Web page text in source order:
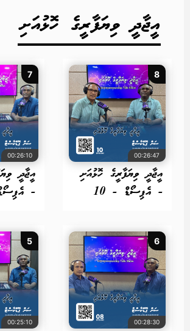
އީޖާދީ ވިޔަފާރީގެ ހޮޅުއަށި
8
00:26:47
އީޖާދީ ވިޔަފާރީގެ ހޮޅުއަށި
- އެޕިސޯޑް - 10
7
00:26:10
އީޖާދީ
-
6
00:28:30
5
00:25:10